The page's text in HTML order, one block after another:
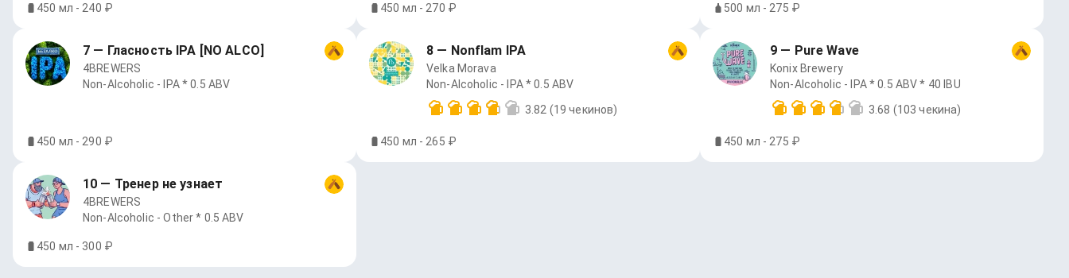
450 мл - 240 ₽ 450 мл - 270 ₽ 500 мл - 275 ₽
7 — Гласность IPA [NO ALCO]
4BREWERS
Non-Alcoholic - IPA * 0.5 ABV
450 мл - 290 ₽
8 — Nonflam IPA
Velka Morava
Non-Alcoholic - IPA * 0.5 ABV
3.82 (19 чекинов)
450 мл - 265 ₽
9 — Pure Wave
Konix Brewery
Non-Alcoholic - IPA * 0.5 ABV * 40 IBU
3.68 (103 чекина)
450 мл - 275 ₽
10 — Тренер не узнает
4BREWERS
Non-Alcoholic - Other * 0.5 ABV
450 мл - 300 ₽